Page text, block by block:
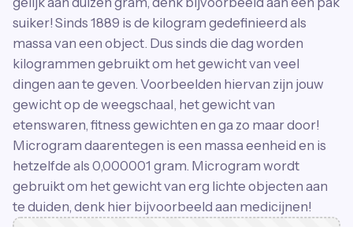
suiker! Sinds 1889 is de kilogram gedefinieerd als
massa van een object. Dus sinds die dag worden
kilogrammen gebruikt om het gewicht van veel
dingen aan te geven. Voorbeelden hiervan zijn jouw
gewicht op de weegschaal, het gewicht van
etenswaren, fitness gewichten en ga zo maar door!
Microgram daarentegen is een massa eenheid en is
hetzelfde als 0,000001 gram. Microgram wordt
gebruikt om het gewicht van erg lichte objecten aan
te duiden, denk hier bijvoorbeeld aan medicijnen!